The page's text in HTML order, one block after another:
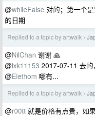
@whileFalse 对的；第一个
的日期
Replied to a topic by artwalk ›
@NilChan 谢谢 🙏
@lxk11153 2017-07-11 去
@Elethom 哪有...
Replied to a topic by artwalk ›
@r00tt 就是价格有点贵，如